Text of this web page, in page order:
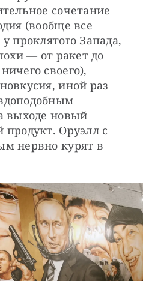
сочетание
(вообще все
проклятого Запада,
— от ракет до
своего),
иной раз
выходе новый
продукт. Оруэлл с
нервно курят в